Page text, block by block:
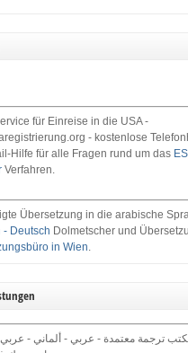
für Einreise in die USA -
- kostenlose
Hilfe für alle Fragen rund um das
Verfahren.
Übersetzung in die arabische
- Deutsch Dolmetscher und
in Wien.
ترجمة معتمدة - عربي - ألماني - عربي